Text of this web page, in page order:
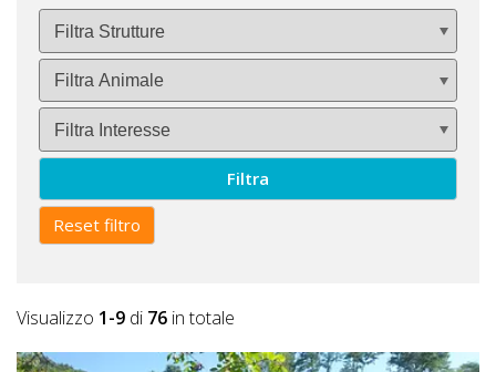
Filtra
Reset filtro
Visualizzo 1-9 di 76 in totale